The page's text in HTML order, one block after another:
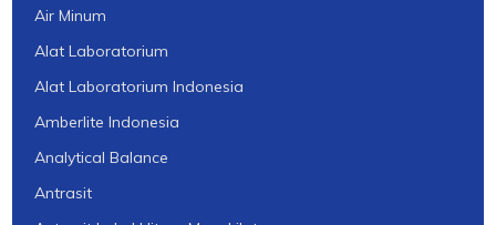
Air Minum
Alat Laboratorium
Alat Laboratorium Indonesia
Amberlite Indonesia
Analytical Balance
Antrasit